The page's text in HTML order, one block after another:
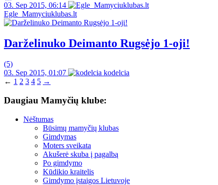
03. Sep 2015, 06:14
Egle_Mamyciuklubas.lt
Darželinuko Deimanto Rugsėjo 1-oji!
(5)
03. Sep 2015, 01:07
kodelcia
← 1 2 3 4 5 →
Daugiau Mamyčių klube:
Nėštumas
Būsimų mamyčių klubas
Gimdymas
Moters sveikata
Akušerė skuba į pagalbą
Po gimdymo
Kūdikio kraitelis
Gimdymo įstaigos Lietuvoje